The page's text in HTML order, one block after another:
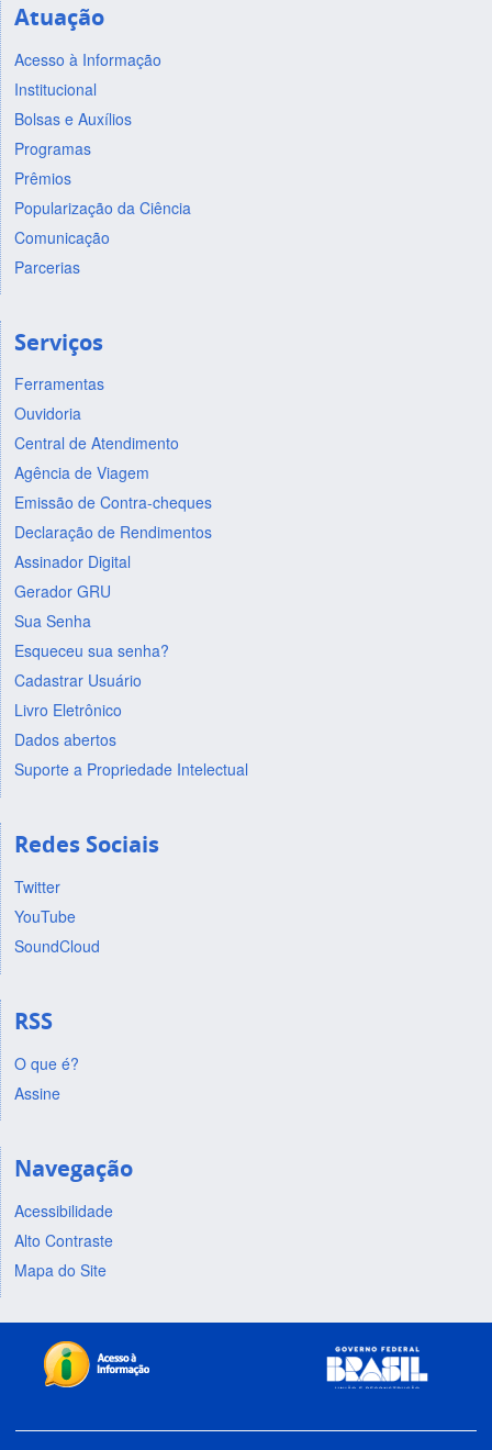
Atuação
Acesso à Informação
Institucional
Bolsas e Auxílios
Programas
Prêmios
Popularização da Ciência
Comunicação
Parcerias
Serviços
Ferramentas
Ouvidoria
Central de Atendimento
Agência de Viagem
Emissão de Contra-cheques
Declaração de Rendimentos
Assinador Digital
Gerador GRU
Sua Senha
Esqueceu sua senha?
Cadastrar Usuário
Livro Eletrônico
Dados abertos
Suporte a Propriedade Intelectual
Redes Sociais
Twitter
YouTube
SoundCloud
RSS
O que é?
Assine
Navegação
Acessibilidade
Alto Contraste
Mapa do Site